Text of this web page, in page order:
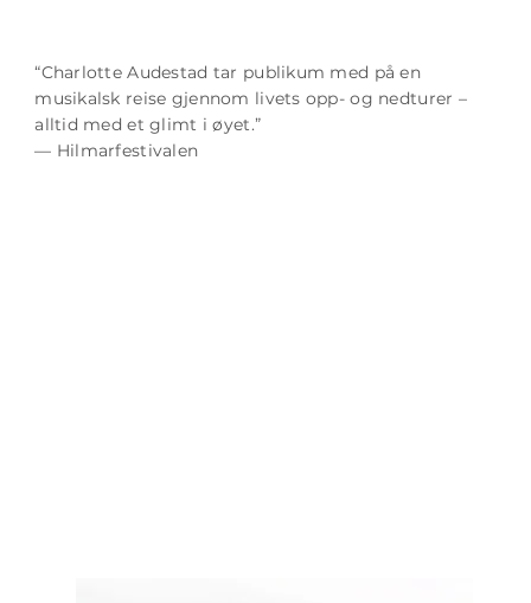
“Charlotte Audestad tar publikum med på en
musikalsk reise gjennom livets opp- og nedturer –
alltid med et glimt i øyet.”
— Hilmarfestivalen